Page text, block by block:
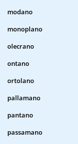
modano
monoplano
olecrano
ontano
ortolano
pallamano
pantano
passamano